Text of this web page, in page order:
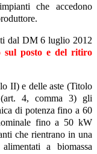
che accedono
dal DM 6 luglio 2012
sul posto e del ritiro
II) e delle aste (Titolo
(art. 4, comma 3) gli
di potenza fino a 60
fino a 50 kW
che rientrano in una
a biomassa